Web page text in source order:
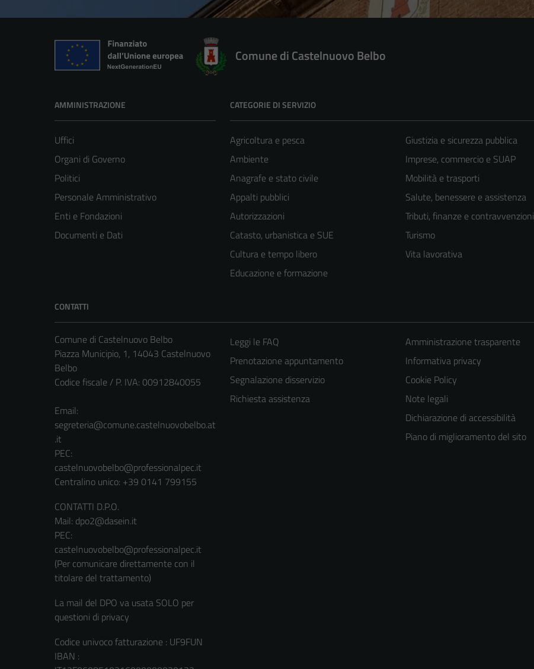
Comune di Castelnuovo Belbo
AMMINISTRAZIONE
Uffici
Organi di Governo
Politici
Personale Amministrativo
Enti e Fondazioni
Documenti e Dati
CATEGORIE DI SERVIZIO
Agricoltura e pesca
Ambiente
Anagrafe e stato civile
Appalti pubblici
Autorizzazioni
Catasto, urbanistica e SUE
Cultura e tempo libero
Educazione e formazione
Giustizia e sicurezza pubblica
Imprese, commercio e SUAP
Mobilità e trasporti
Salute, benessere e assistenza
Tributi, finanze e contravvenzioni
Turismo
Vita lavorativa
CONTATTI
Comune di Castelnuovo Belbo
Piazza Municipio, 1, 14043 Castelnuovo
Belbo
Codice fiscale / P. IVA: 00912840055
Email:
segreteria@comune.castelnuovobelbo.at
.it
PEC:
castelnuovobelbo@professionalpec.it
Centralino unico: +39 0141 799155
CONTATTI D.P.O.
Mail: dpo2@dasein.it
PEC:
castelnuovobelbo@professionalpec.it
(Per comunicare direttamente con il
titolare del trattamento)
La mail del DPO va usata SOLO per
questioni di privacy
Codice univoco fatturazione : UF9FUN
IBAN :
Leggi le FAQ
Prenotazione appuntamento
Segnalazione disservizio
Richiesta assistenza
Amministrazione trasparente
Informativa privacy
Cookie Policy
Note legali
Dichiarazione di accessibilità
Piano di miglioramento del sito